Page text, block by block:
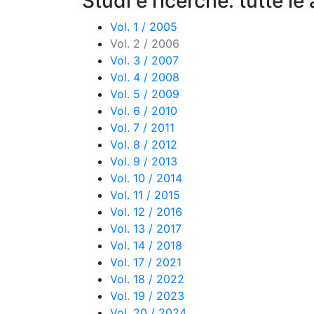
Vol. 1 / 2005
Vol. 2 / 2006
Vol. 3 / 2007
Vol. 4 / 2008
Vol. 5 / 2009
Vol. 6 / 2010
Vol. 7 / 2011
Vol. 8 / 2012
Vol. 9 / 2013
Vol. 10 / 2014
Vol. 11 / 2015
Vol. 12 / 2016
Vol. 13 / 2017
Vol. 14 / 2018
Vol. 17 / 2021
Vol. 18 / 2022
Vol. 19 / 2023